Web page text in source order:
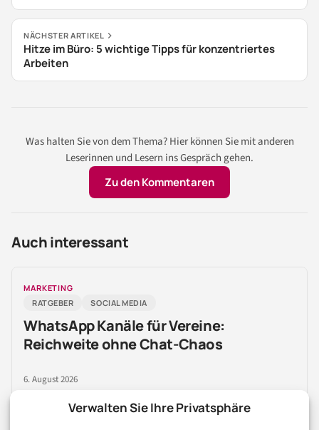
Verwalten Sie Ihre Privatsphäre
NÄCHSTER ARTIKEL
Hitze im Büro: 5 wichtige Tipps für konzentriertes
Arbeiten
Was halten Sie von dem Thema? Hier können Sie mit anderen
Leserinnen und Lesern ins Gespräch gehen.
Zu den Kommentaren
Auch interessant
MARKETING
RATGEBER
SOCIAL MEDIA
WhatsApp Kanäle für Vereine:
Reichweite ohne Chat-Chaos
6. August 2026